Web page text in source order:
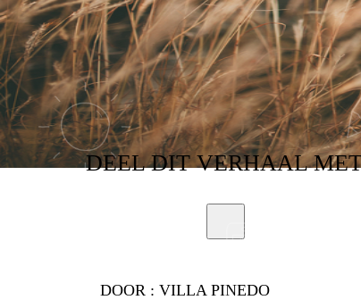
DEELDIT VERHAAL
DOOR : VILLA PINEDO